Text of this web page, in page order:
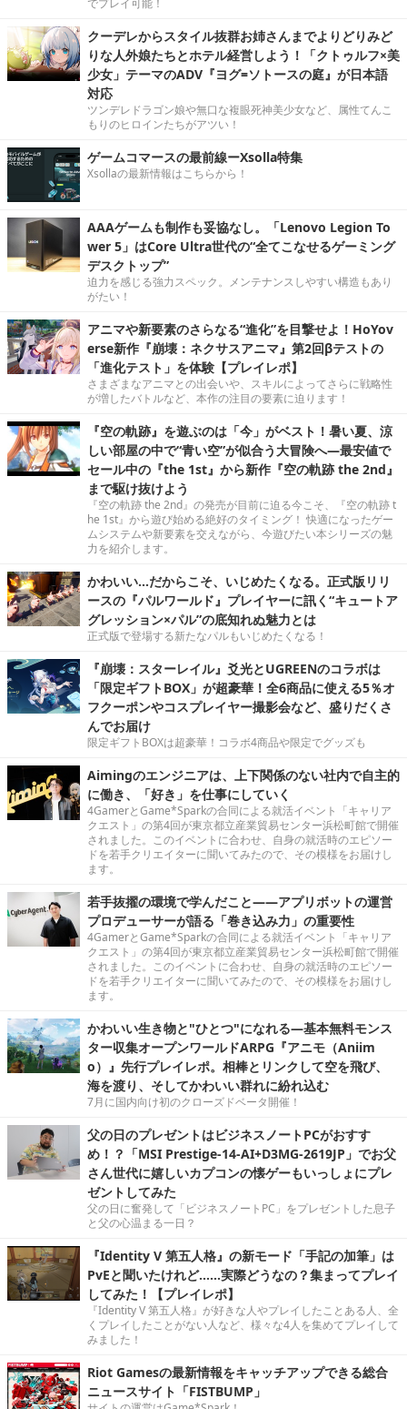
クーデレからスタイル抜群お姉さんまでよりどりみど
りな人外娘たちとホテル経営しよう！「クトゥルフ×美
少女」テーマのADV『ヨグ=ソトースの庭』が日本語
対応
ツンデレドラゴン娘や無口な複眼死神美少女など、属性てんこ
もりのヒロインたちがアツい！
ゲームコマースの最前線ーXsolla特集
Xsollaの最新情報はこちらから！
AAAゲームも制作も妥協なし。「Lenovo Legion To
wer 5」はCore Ultra世代の“全てこなせるゲーミング
デスクトップ”
迫力を感じる強力スペック。メンテナンスしやすい構造もあり
がたい！
アニマや新要素のさらなる“進化”を目撃せよ！HoYov
erse新作『崩壊：ネクサスアニマ』第2回βテストの
「進化テスト」を体験【プレイレポ】
さまざまなアニマとの出会いや、スキルによってさらに戦略性
が増したバトルなど、本作の注目の要素に迫ります！
『空の軌跡』を遊ぶのは「今」がベスト！暑い夏、涼
しい部屋の中で“青い空”が似合う大冒険へ―最安値で
セール中の『the 1st』から新作『空の軌跡 the 2nd』
まで駆け抜けよう
『空の軌跡 the 2nd』の発売が目前に迫る今こそ、『空の軌跡 t
he 1st』から遊び始める絶好のタイミング！ 快適になったゲー
ムシステムや新要素を交えながら、今遊びたい本シリーズの魅
力を紹介します。
かわいい…だからこそ、いじめたくなる。正式版リリ
ースの『パルワールド』プレイヤーに訊く“キュートア
グレッション×パル”の底知れぬ魅力とは
正式版で登場する新たなパルもいじめたくなる！
『崩壊：スターレイル』爻光とUGREENのコラボは
「限定ギフトBOX」が超豪華！全6商品に使える5％オ
フクーポンやコスプレイヤー撮影会など、盛りだくさ
んでお届け
限定ギフトBOXは超豪華！コラボ4商品や限定でグッズも
Aimingのエンジニアは、上下関係のない社内で自主的
に働き、「好き」を仕事にしていく
4GamerとGame*Sparkの合同による就活イベント「キャリア
クエスト」の第4回が東京都立産業貿易センター浜松町館で開催
されました。このイベントに合わせ、自身の就活時のエピソー
ドを若手クリエイターに聞いてみたので、その模様をお届けし
ます。
若手抜擢の環境で学んだこと――アプリボットの運営
プロデューサーが語る「巻き込み力」の重要性
4GamerとGame*Sparkの合同による就活イベント「キャリア
クエスト」の第4回が東京都立産業貿易センター浜松町館で開催
されました。このイベントに合わせ、自身の就活時のエピソー
ドを若手クリエイターに聞いてみたので、その模様をお届けし
ます。
かわいい生き物と"ひとつ"になれる―基本無料モンス
ター収集オープンワールドARPG『アニモ（Aniim
o）』先行プレイレポ。相棒とリンクして空を飛び、
海を渡り、そしてかわいい群れに紛れ込む
7月に国内向け初のクローズドベータ開催！
父の日のプレゼントはビジネスノートPCがおすす
め！？「MSI Prestige-14-AI+D3MG-2619JP」でお父
さん世代に嬉しいカプコンの懐ゲーもいっしょにプレ
ゼントしてみた
父の日に奮発して「ビジネスノートPC」をプレゼントした息子
と父の心温まる一日？
『Identity V 第五人格』の新モード「手記の加筆」は
PvEと聞いたけれど……実際どうなの？集まってプレイ
してみた！【プレイレポ】
『Identity V 第五人格』が好きな人やプレイしたことある人、全
くプレイしたことがない人など、様々な4人を集めてプレイして
みました！
Riot Gamesの最新情報をキャッチアップできる総合
ニュースサイト「FISTBUMP」